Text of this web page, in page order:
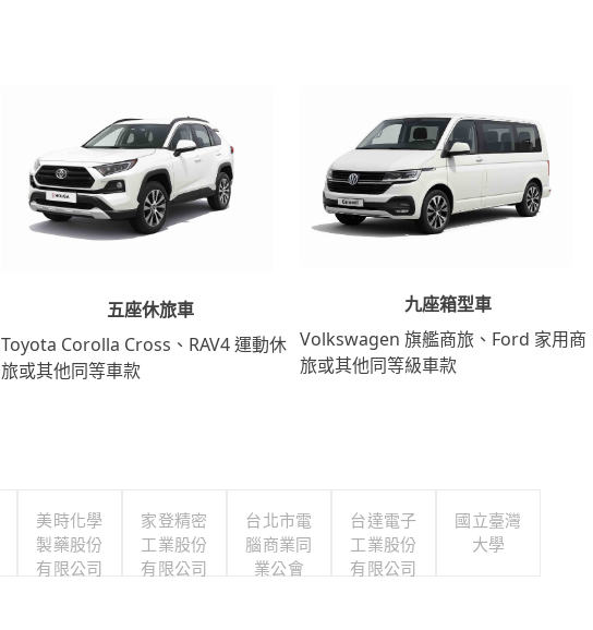
五座休旅車
Toyota Corolla Cross、RAV4 運動休
旅或其他同等車款
九座箱型車
Volkswagen 旗艦商旅、Ford 家用商
旅或其他同等級車款
美時化學
製藥股份
有限公司
家登精密
工業股份
有限公司
台北市電
腦商業同
業公會
台達電子
工業股份
有限公司
國立臺灣
大學